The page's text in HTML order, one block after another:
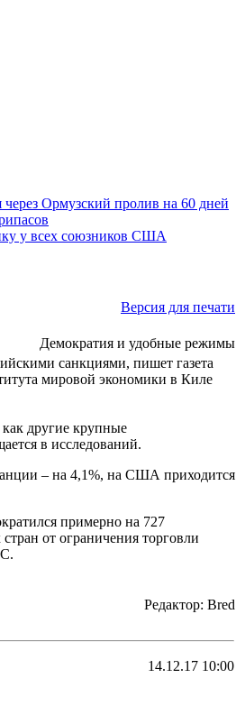
Ормузский пролив на 60 дней
у всех союзников США
Версия для печати
Демократия и удобные режимы
санкциями, пишет газета
мировой экономики в Киле
как другие крупные
в исследований.
– на 4,1%, на США приходится
примерно на 727
от ограничения торговли
Редактор: Bred
14.12.17 10:00